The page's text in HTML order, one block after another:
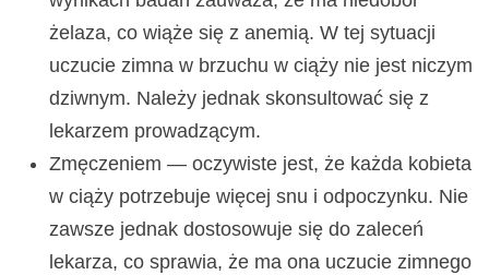
żelaza, co wiąże się z anemią. W tej sytuacji
uczucie zimna w brzuchu w ciąży nie jest niczym
dziwnym. Należy jednak skonsultować się z
lekarzem prowadzącym.
Zmęczeniem — oczywiste jest, że każda kobieta
w ciąży potrzebuje więcej snu i odpoczynku. Nie
zawsze jednak dostosowuje się do zaleceń
lekarza, co sprawia, że ma ona uczucie zimnego